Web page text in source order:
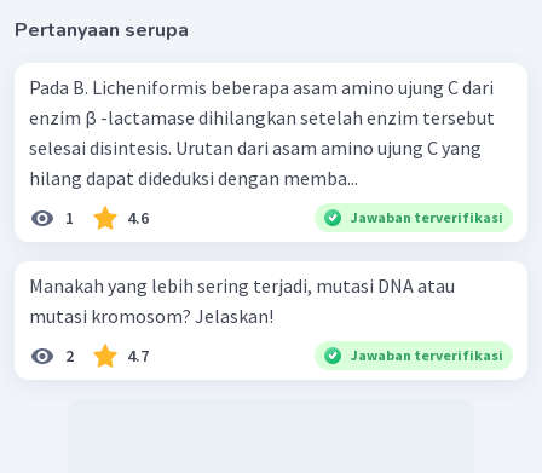
Pertanyaan serupa
Pada B. Licheniformis beberapa asam amino ujung C dari
enzim β -lactamase dihilangkan setelah enzim tersebut
selesai disintesis. Urutan dari asam amino ujung C yang
hilang dapat dideduksi dengan memba...
1 4.6 Jawaban terverifikasi
Manakah yang lebih sering terjadi, mutasi DNA atau
mutasi kromosom? Jelaskan!
2 4.7 Jawaban terverifikasi